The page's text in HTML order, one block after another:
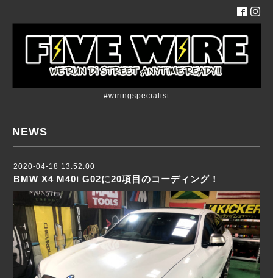
#wiringspecialist
NEWS
2020-04-18 13:52:00
BMW X4 M40i G02に20項目のコーディング！